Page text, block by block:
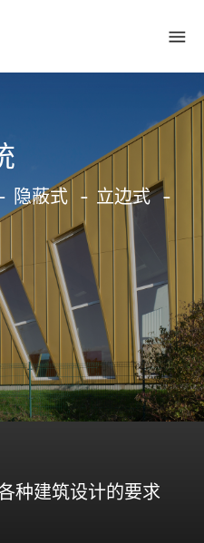
隐蔽式
立边式
种建筑设计的要求